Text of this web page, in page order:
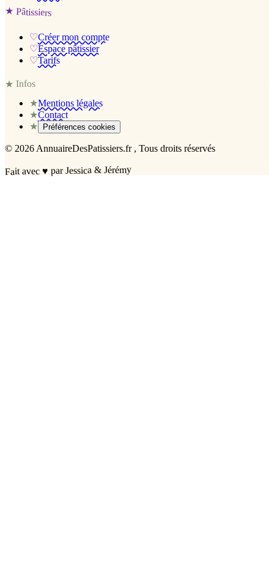
★ Pâtissiers
♡Créer mon compte
♡Espace pâtissier
♡Tarifs
★Infos
★Mentions légales
★Contact
★
Préférences cookies
© 2026 AnnuaireDesPatissiers.fr , Tous droits réservés
Fait avec♥ par Jessica & Jérémy